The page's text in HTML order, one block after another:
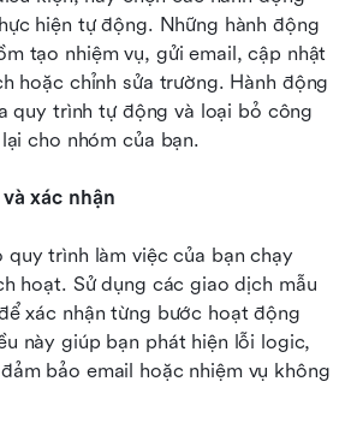
hiện tự động. Những hành động
tạo nhiệm vụ, gửi email, cập nhật
hoặc chỉnh sửa trường. Hành động
quy trình tự động và loại bỏ công
cho nhóm của bạn.
xác nhận
quy trình làm việc của bạn chạy
hoạt. Sử dụng các giao dịch mẫu
xác nhận từng bước hoạt động
này giúp bạn phát hiện lỗi logic,
bảo email hoặc nhiệm vụ không